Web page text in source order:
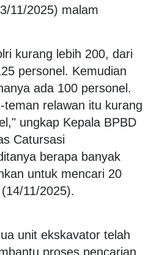
11/2025) malam
kurang lebih 200, dari
personel. Kemudian
ada 100 personel.
relawan itu kurang
ungkap Kepala BPBD
Catursasi
berapa banyak
untuk mencari 20
11/2025).
unit ekskavator telah
proses pencarian